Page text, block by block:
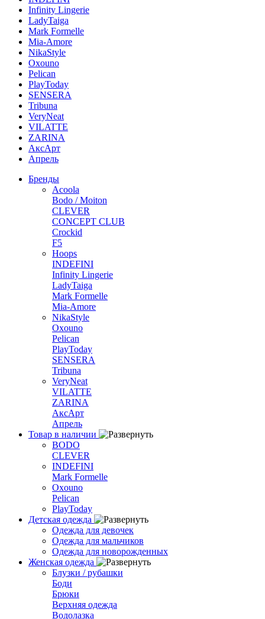
Infinity Lingerie
LadyTaiga
Mark Formelle
Mia-Amore
NikaStyle
Oxouno
Pelican
PlayToday
SENSERA
Tribuna
VeryNeat
VILATTE
ZARINA
АксАрт
Апрель
Бренды
Acoola
Bodo / Moiton
CLEVER
CONCEPT CLUB
Crockid
F5
Hoops
INDEFINI
Infinity Lingerie
LadyTaiga
Mark Formelle
Mia-Amore
NikaStyle
Oxouno
Pelican
PlayToday
SENSERA
Tribuna
VeryNeat
VILATTE
ZARINA
АксАрт
Апрель
Товар в наличии
BODO
CLEVER
INDEFINI
Mark Formelle
Oxouno
Pelican
PlayToday
Детская одежда
Одежда для девочек
Одежда для мальчиков
Одежда для новорожденных
Женская одежда
Блузки / рубашки
Боди
Брюки
Верхняя одежда
Водолазка